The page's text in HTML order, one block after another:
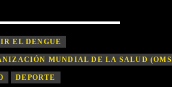
EL DENGUE
MUNDIAL DE LA SALUD
DEPORTE